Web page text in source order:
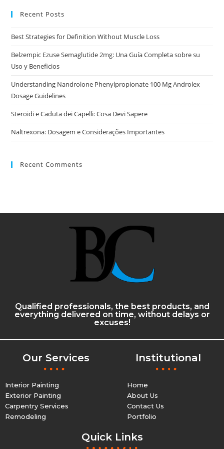
Recent Posts
Best Strategies for Definition Without Muscle Loss
Belzempic Ezuse Semaglutide 2mg: Una Guía Completa sobre su
Uso y Beneficios
Understanding Nandrolone Phenylpropionate 100 Mg Androlex
Dosage Guidelines
Steroidi e Caduta dei Capelli: Cosa Devi Sapere
Naltrexona: Dosagem e Considerações Importantes
Recent Comments
Qualified professionals, the best products, and
everything delivered on time, without delays or
excuses!
Our Services
Interior Painting
Exterior Painting
Carpentry Services
Remodeling
Institutional
Home
About Us
Contact Us
Portfolio
Quick Links